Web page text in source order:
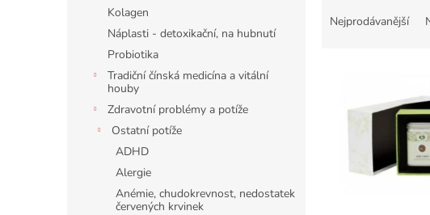
Kolagen
Náplasti - detoxikační, na hubnutí
Probiotika
Tradiční čínská medicína a vitální
houby
Zdravotní problémy a potíže
Ostatní potíže
ADHD
Alergie
Anémie, chudokrevnost, nedostatek
červených krvinek
Nejprodávanější